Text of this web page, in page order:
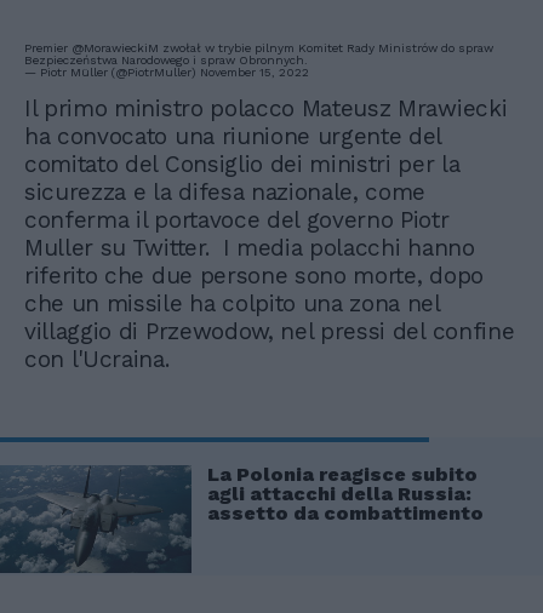
Premier @MorawieckiM zwołał w trybie pilnym Komitet Rady Ministrów do spraw
Bezpieczeństwa Narodowego i spraw Obronnych.
— Piotr Müller (@PiotrMuller) November 15, 2022
Il primo ministro polacco Mateusz Mrawiecki
ha convocato una riunione urgente del
comitato del Consiglio dei ministri per la
sicurezza e la difesa nazionale, come
conferma il portavoce del governo Piotr
Muller su Twitter. I media polacchi hanno
riferito che due persone sono morte, dopo
che un missile ha colpito una zona nel
villaggio di Przewodow, nel pressi del confine
con l'Ucraina.
La Polonia reagisce subito
agli attacchi della Russia:
assetto da combattimento